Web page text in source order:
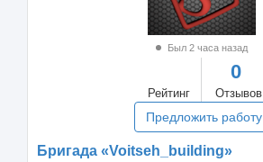
Был 2 часа назад
Рейтинг
0
Отзывов
Предложить работу
Бригада «Voitseh_building»